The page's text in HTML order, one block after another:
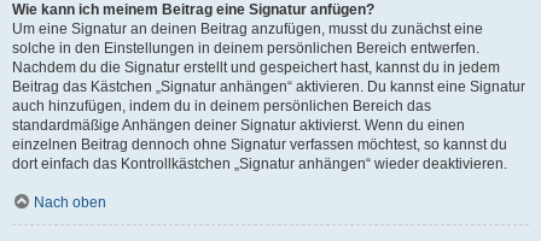
Wie kann ich meinem Beitrag eine Signatur anfügen?
Um eine Signatur an deinen Beitrag anzufügen, musst du zunächst eine
solche in den Einstellungen in deinem persönlichen Bereich entwerfen.
Nachdem du die Signatur erstellt und gespeichert hast, kannst du in jedem
Beitrag das Kästchen „Signatur anhängen“ aktivieren. Du kannst eine Signatur
auch hinzufügen, indem du in deinem persönlichen Bereich das
standardmäßige Anhängen deiner Signatur aktivierst. Wenn du einen
einzelnen Beitrag dennoch ohne Signatur verfassen möchtest, so kannst du
dort einfach das Kontrollkästchen „Signatur anhängen“ wieder deaktivieren.
Nach oben